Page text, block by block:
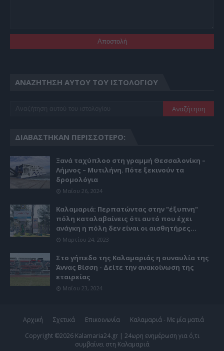
ΑΝΑΖΉΤΗΣΗ ΑΥΤΟΎ ΤΟΥ ΙΣΤΟΛΟΓΊΟΥ
ΔΙΑΒΆΣΤΗΚΑΝ ΠΕΡΙΣΣΌΤΕΡΟ:
Ξανά ταχύπλοο στη γραμμή Θεσσαλονίκη –
Λήμνος – Μυτιλήνη. Πότε ξεκινούν τα
δρομολόγια
Μαΐου 26, 2024
Καλαμαριά: Περπατώντας στην "έξυπνη"
πόλη καταλαβαίνεις ότι αυτό που έχει
ανάγκη η πόλη δεν είναι οι αισθητήρες...
Μαρτίου 24, 2023
Στο γήπεδο της Καλαμαριάς η συναυλία της
Άννας Βίσση - Δείτε την ανακοίνωση της
εταιρείας
Μαΐου 23, 2024
Αρχική Σχετικά Επικοινωνία
Καλαμαριά - Με μία ματιά
Copyright ©2026 Kalamaria24.gr | 24ωρη ενημέρωση για ό,τι
συμβαίνει στη Καλαμαριά